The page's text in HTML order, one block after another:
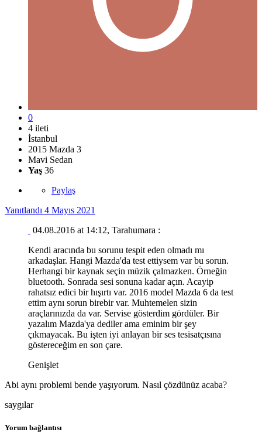
0
4 ileti
İstanbul
2015 Mazda 3
Mavi Sedan
Yaş 36
Paylaş
Yanıtlandı 4 Mayıs 2021
04.08.2016 at 14:12, Tarahumara :
Kendi aracında bu sorunu tespit eden olmadı mı
arkadaşlar. Hangi Mazda'da test ettiysem var bu sorun.
Herhangi bir kaynak seçin müzik çalmazken. Örneğin
bluetooth. Sonrada sesi sonuna kadar açın. Acayip
rahatsız edici bir hışırtı var. 2016 model Mazda 6 da test
ettim aynı sorun birebir var. Muhtemelen sizin
araçlarınızda da var. Servise gösterdim gördüler. Bir
yazalım Mazda'ya dediler ama eminim bir şey
çıkmayacak. Bu işten iyi anlayan bir ses tesisatçısına
göstereceğim en son çare.
Genişlet
Abi aynı problemi bende yaşıyorum. Nasıl çözdünüz acaba?
saygılar
Yorum bağlantısı